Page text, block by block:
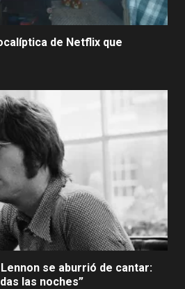
de Netflix que
se aburrió de cantar:
las noches”